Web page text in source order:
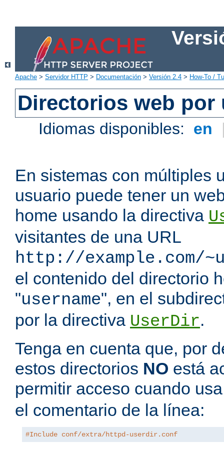
Apache > Servidor HTTP > Documentación > Versión 2.4 > How-To /
Directorios web por
Idiomas disponibles: en
En sistemas con múltiples
usuario puede tener un
home usando la directiva
visitantes de una URL
http://example.com/
el contenido del directorio
"username", en el
por la directiva UserDir.
Tenga en cuenta que, por
estos directorios NO está
permitir acceso cuando
el comentario de la línea:
#Include conf/extra/httpd-userdir.conf